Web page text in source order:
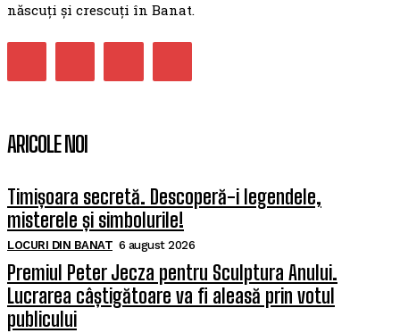
născuți și crescuți în Banat.
ARICOLE NOI
Timișoara secretă. Descoperă-i legendele,
misterele și simbolurile!
LOCURI DIN BANAT 6 august 2026
Premiul Peter Jecza pentru Sculptura Anului.
Lucrarea câștigătoare va fi aleasă prin votul
publicului